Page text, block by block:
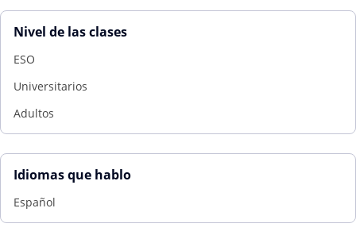
Nivel de las clases
ESO
Universitarios
Adultos
Idiomas que hablo
Español